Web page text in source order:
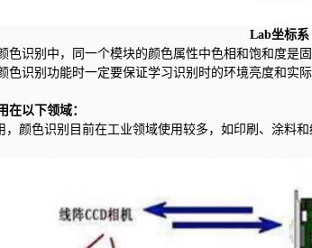
Lab坐标系
色识别中，同一个模块的颜色属性中色相和饱和度是
色识别功能时一定要保证学习识别时的环境亮度和实
在以下领域：
，颜色识别目前在工业领域使用较多，如印刷、涂料